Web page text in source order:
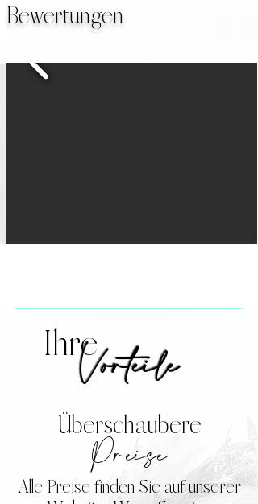
Bewertungen
IhreVorteile
Überschaubere
Preise
Alle Preise finden Sie auf unserer